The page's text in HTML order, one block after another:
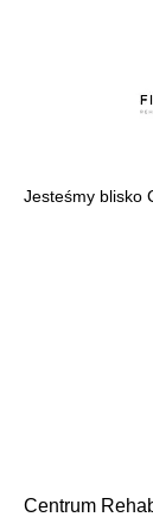
Jesteśmy blisko
Centrum